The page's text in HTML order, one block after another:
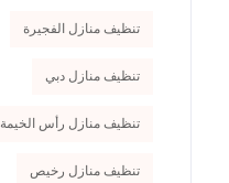
تنظيف منازل الفجيرة
تنظيف منازل دبي
تنظيف منازل رأس الخيمة
تنظيف منازل رخيص